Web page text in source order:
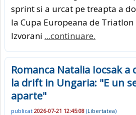
sprint si a urcat pe treapta a
la Cupa Europeana de
Izvorani ...continuare.
Romanca Natalia Iocsak a
la drift in Ungaria: "E un
aparte"
publicat 2026-07-21 12:45:08 (Libertatea)